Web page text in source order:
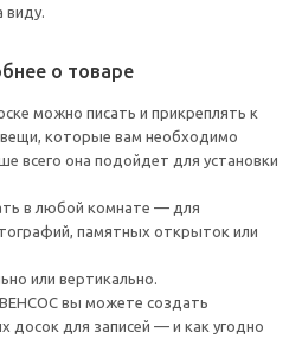
о товаре
можно писать и прикреплять к
вещи, которые вам необходимо
всего она подойдет для установки
в любой комнате — для
памятных открыток или
или вертикально.
вы можете создать
досок для записей — и как угодно